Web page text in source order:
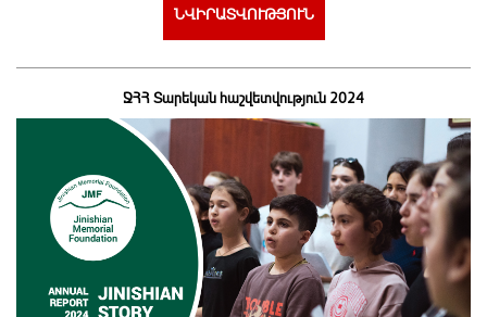
ՆՎԻՐԱՏՎՈՒԹՅՈՒՆ
ՋՀՀ Տարեկան հաշվետվություն 2024